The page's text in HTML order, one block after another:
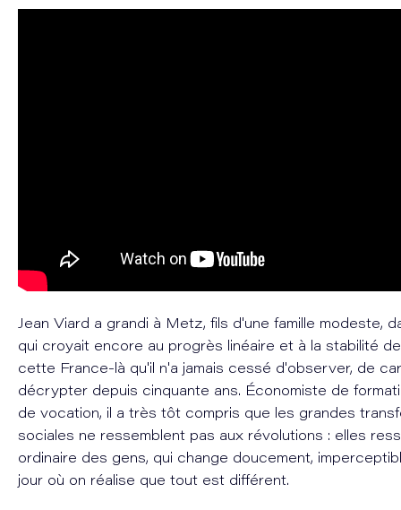
Jean Viard a grandi à Metz, fils d'une famille modeste,
qui croyait encore au progrès linéaire et à la stabilité
cette France-là qu'il n'a jamais cessé d'observer, de
décrypter depuis cinquante ans. Économiste de
de vocation, il a très tôt compris que les grandes
sociales ne ressemblent pas aux révolutions : elles
ordinaire des gens, qui change doucement,
jour où on réalise que tout est différent.